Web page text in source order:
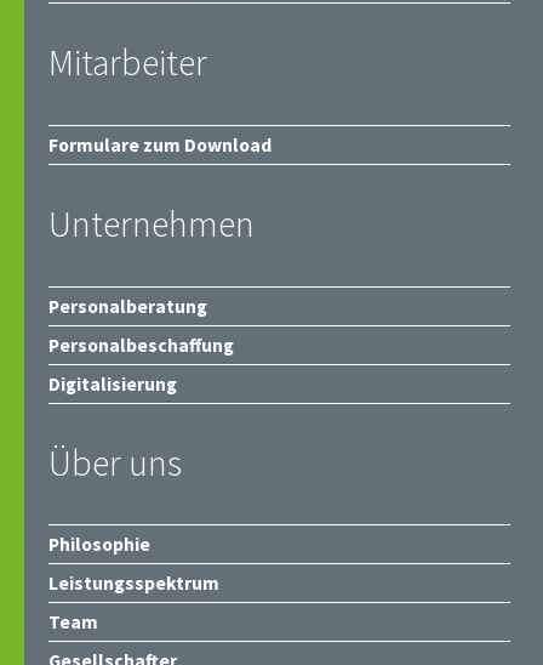
Mitarbeiter
Formulare zum Download
Unternehmen
Personalberatung
Personalbeschaffung
Digitalisierung
Über uns
Philosophie
Leistungsspektrum
Team